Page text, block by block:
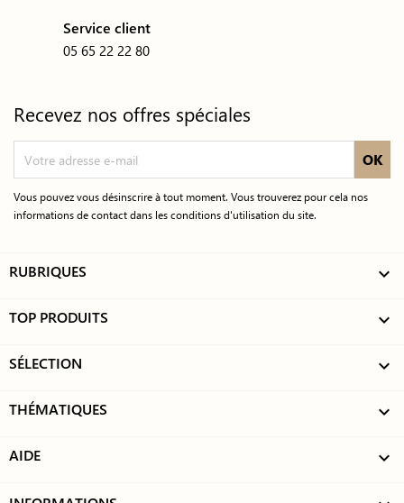
Service client
05 65 22 22 80
Recevez nos offres spéciales
Vous pouvez vous désinscrire à tout moment. Vous trouverez pour cela nos
informations de contact dans les conditions d'utilisation du site.
RUBRIQUES 
TOP PRODUITS 
SÉLECTION 
THÉMATIQUES 
AIDE 